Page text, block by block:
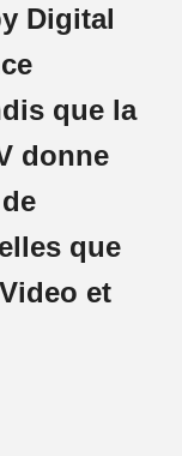
Digital
que la
donne
que
et